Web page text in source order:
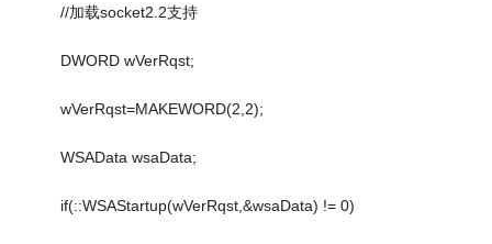
//加载socket2.2支持
DWORD wVerRqst;
wVerRqst=MAKEWORD(2,2);
WSAData wsaData;
if(::WSAStartup(wVerRqst,&wsaData) != 0)